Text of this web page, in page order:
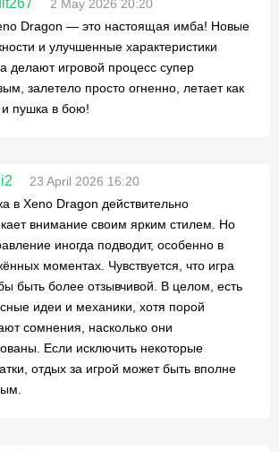
2 May 2026 20:20
Dragon — это настоящая имба! Новые
и улучшенные характеристики
делают игровой процесс супер
залетело просто огненно, летает как
и пушка в бою!
23 April 2026 16:20
в Xeno Dragon действительно
внимание своим ярким стилем. Но
иногда подводит, особенно в
моментах. Чувствуется, что игра
быть более отзывчивой. В целом, есть
идеи и механики, хотя порой
сомнения, насколько они
Если исключить некоторые
отдых за игрой может быть вполне